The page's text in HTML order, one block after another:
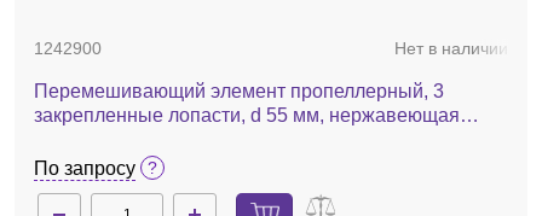
1242900 Нет в наличии
Перемешивающий элемент пропеллерный, 3
закрепленные лопасти, d 55 мм, нержавеющая
По запросу